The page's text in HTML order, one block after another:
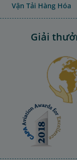
Vận Tải Hàng Hóa
Giải